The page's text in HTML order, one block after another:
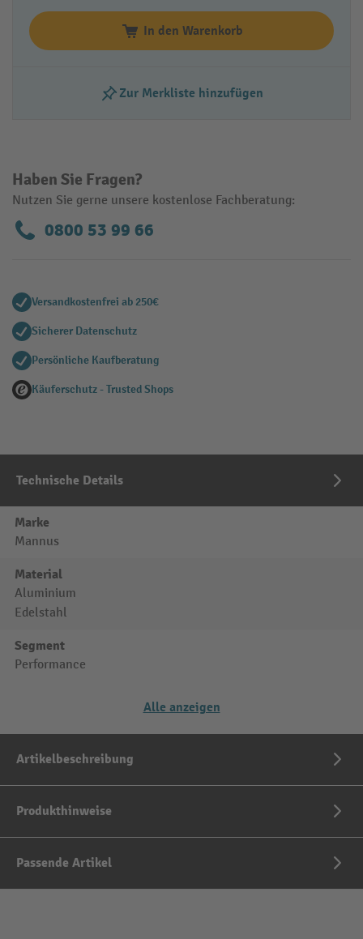
In den Warenkorb
Zur Merkliste hinzufügen
Haben Sie Fragen?
Nutzen Sie gerne unsere kostenlose Fachberatung:
0800 53 99 66
Versandkostenfrei ab 250€
Sicherer Datenschutz
Persönliche Kaufberatung
Käuferschutz - Trusted Shops
Technische Details
Marke
Mannus
Material
Aluminium
Edelstahl
Segment
Performance
Alle anzeigen
Artikelbeschreibung
Produkthinweise
Passende Artikel